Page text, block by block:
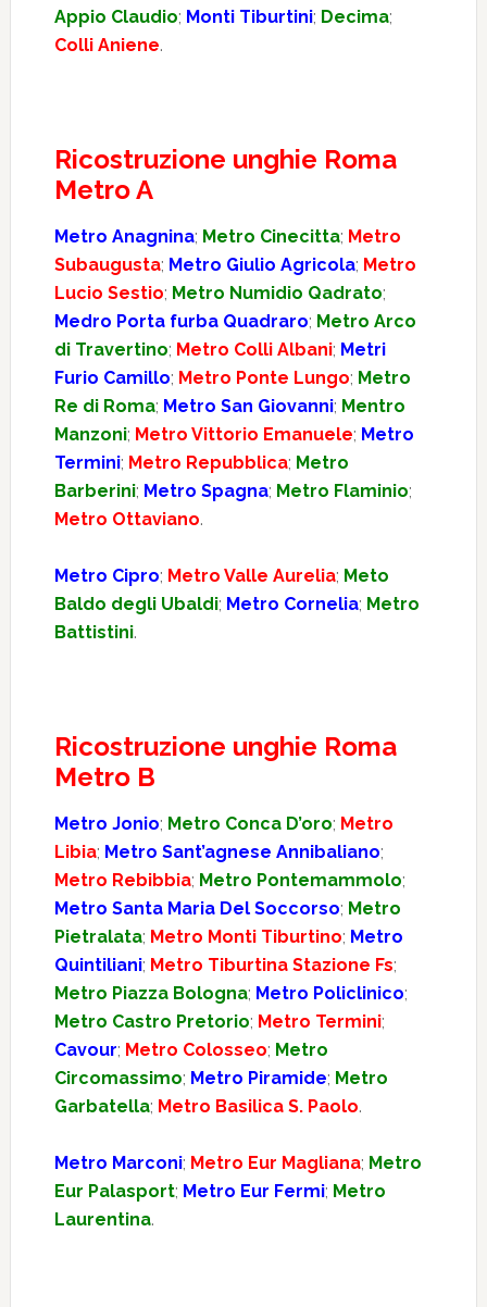
Appio Claudio; Monti Tiburtini; Decima;
Colli Aniene.
Ricostruzione unghie Roma
Metro A
Metro Anagnina; Metro Cinecitta; Metro
Subaugusta; Metro Giulio Agricola; Metro
Lucio Sestio; Metro Numidio Qadrato;
Medro Porta furba Quadraro; Metro Arco
di Travertino; Metro Colli Albani; Metri
Furio Camillo; Metro Ponte Lungo; Metro
Re di Roma; Metro San Giovanni; Mentro
Manzoni; Metro Vittorio Emanuele; Metro
Termini; Metro Repubblica; Metro
Barberini; Metro Spagna; Metro Flaminio;
Metro Ottaviano.
Metro Cipro; Metro Valle Aurelia; Meto
Baldo degli Ubaldi; Metro Cornelia; Metro
Battistini.
Ricostruzione unghie Roma
Metro B
Metro Jonio; Metro Conca D’oro; Metro
Libia; Metro Sant’agnese Annibaliano;
Metro Rebibbia; Metro Pontemammolo;
Metro Santa Maria Del Soccorso; Metro
Pietralata; Metro Monti Tiburtino; Metro
Quintiliani; Metro Tiburtina Stazione Fs;
Metro Piazza Bologna; Metro Policlinico;
Metro Castro Pretorio; Metro Termini;
Cavour; Metro Colosseo; Metro
Circomassimo; Metro Piramide; Metro
Garbatella; Metro Basilica S. Paolo.
Metro Marconi; Metro Eur Magliana; Metro
Eur Palasport; Metro Eur Fermi; Metro
Laurentina.